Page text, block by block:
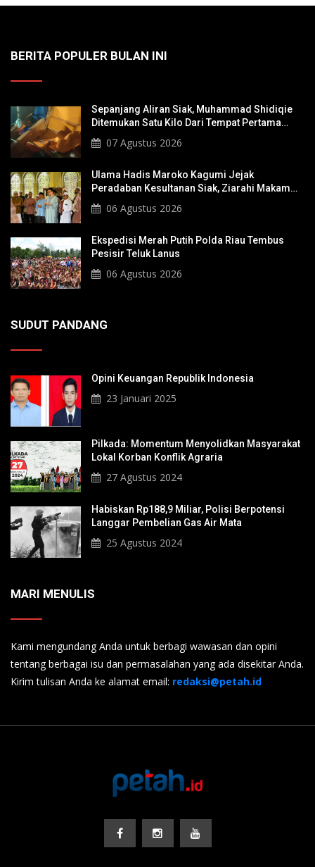
BERITA POPULER BULAN INI
Sepanjang Aliran Siak, Muhammad Shidiqie
Ditemukan Satu Kilo Dari Tempat Pertama
Tenggelam
07 Agustus 2026
Ulama Hadis Maroko Kagumi Jejak
Peradaban Kesultanan Siak, Ziarahi Makam
Sultan Hingga Pendiri Pekanbaru
06 Agustus 2026
Ekspedisi Merah Putih Polda Riau Tembus
Pesisir Teluk Lanus
06 Agustus 2026
SUDUT PANDANG
Opini Keuangan Republik Indonesia
23 Januari 2025
Pilkada: Momentum Menyolidkan Masyarakat
Lokal Korban Konflik Agraria
27 Agustus 2024
Habiskan Rp188,9 Miliar, Polisi Berpotensi
Langgar Pembelian Gas Air Mata
25 Agustus 2024
MARI MENULIS
Kami mengundang Anda untuk berbagi wawasan dan opini
tentang berbagai isu dan permasalahan yang ada disekitar Anda.
Kirim tulisan Anda ke alamat email: redaksi@petah.id